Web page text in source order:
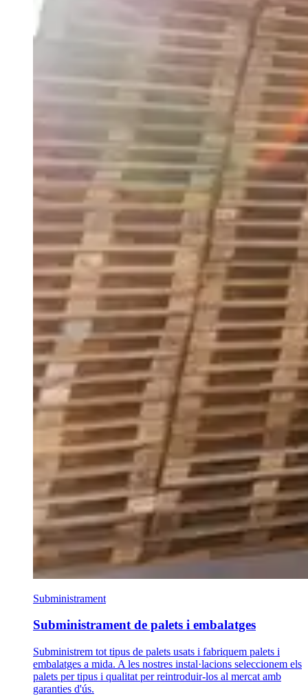
Subministrament
Subministrament de palets i embalatges
Subministrem tot tipus de palets usats i fabriquem palets i
embalatges a mida. A les nostres instal·lacions seleccionem els
palets per tipus i qualitat per reintroduir-los al mercat amb
garanties d'ús.